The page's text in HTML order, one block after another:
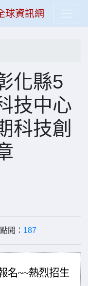
球資訊網
化縣5
技中心
科技創
閱： 187
名~~熱烈招生